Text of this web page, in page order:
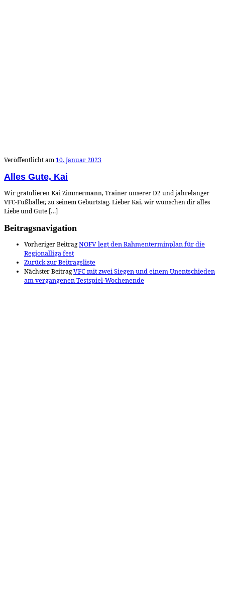
Veröffentlicht am 10. Januar 2023
Alles Gute, Kai
Wir gratulieren Kai Zimmermann, Trainer unserer D2 und jahrelanger
VFC-Fußballer, zu seinem Geburtstag. Lieber Kai, wir wünschen dir alles
Liebe und Gute […]
Beitragsnavigation
Vorheriger BeitragNOFV legt den Rahmenterminplan für die
Regionalliga fest
Zurück zur Beitragsliste
Nächster BeitragVFC mit zwei Siegen und einem Unentschieden
am vergangenen Testspiel-Wochenende